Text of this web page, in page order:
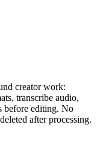
creator work:
transcribe audio,
before editing. No
after processing.